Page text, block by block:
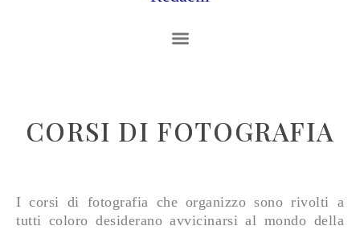
CORSI DI FOTOGRAFIA
I corsi di fotografia che organizzo sono rivolti a
tutti coloro desiderano avvicinarsi al mondo della